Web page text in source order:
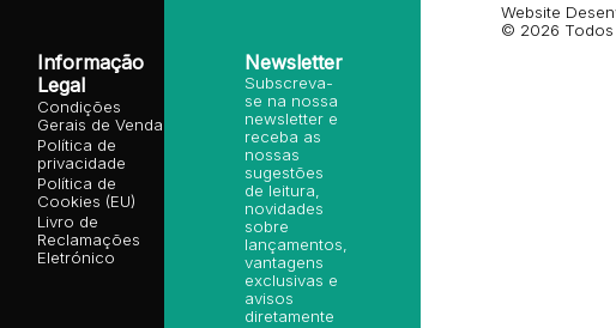
Informação
Legal
Condições
Gerais de Venda
Política de
privacidade
Política de
Cookies (EU)
Livro de
Reclamações
Eletrónico
Newsletter
Subscreva-
se na nossa
newsletter e
receba as
nossas
sugestões
de leitura,
novidades
sobre
lançamentos,
vantagens
exclusivas e
avisos
diretamente
Website
© 2026 Todos